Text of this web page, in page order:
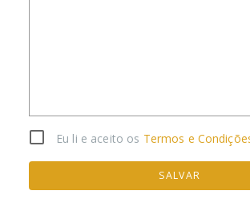
Eu li e aceito os Termos e
SALVAR